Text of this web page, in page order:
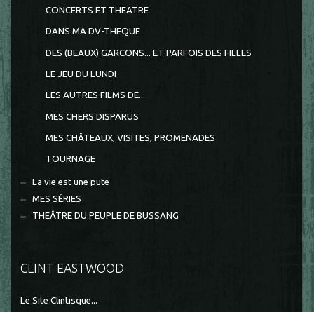
CONCERTS ET THEATRE
DANS MA DV-THEQUE
DES (BEAUX) GARCONS... ET PARFOIS DES FILLES
LE JEU DU LUNDI
LES AUTRES FILMS DE...
MES CHERS DISPARUS
MES CHÂTEAUX, VISITES, PROMENADES
TOURNAGE
La vie est une pute
MES SÉRIES
THEÂTRE DU PEUPLE DE BUSSANG
CLINT EASTWOOD
Le Site Clintisque...